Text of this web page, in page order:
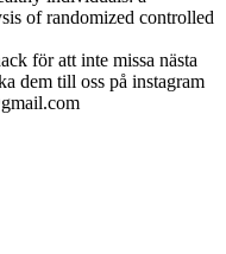
of randomized controlled
för att inte missa nästa
dem till oss på instagram